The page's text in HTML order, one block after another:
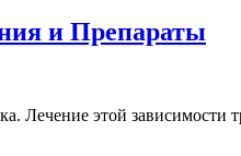
и Препараты
Лечение этой зависимости